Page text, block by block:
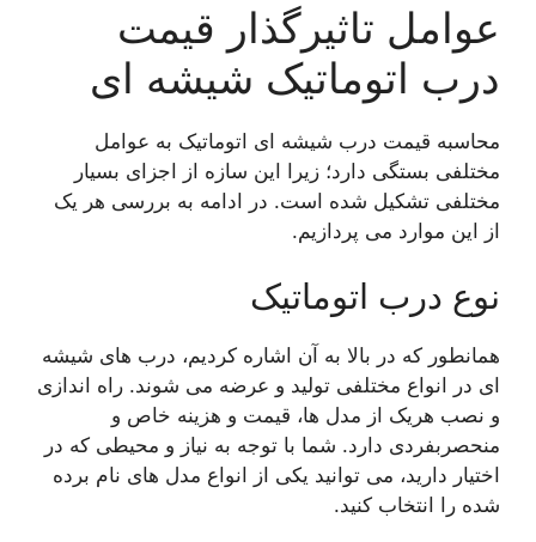
عوامل تاثیرگذار قیمت
درب اتوماتیک شیشه ای
محاسبه قیمت درب شیشه ای اتوماتیک به عوامل
مختلفی بستگی دارد؛ زیرا این سازه از اجزای بسیار
مختلفی تشکیل شده است. در ادامه به بررسی هر یک
از این موارد می پردازیم.
نوع درب اتوماتیک
همانطور که در بالا به آن اشاره کردیم، درب های شیشه
ای در انواع مختلفی تولید و عرضه می شوند. راه اندازی
و نصب هریک از مدل ها، قیمت و هزینه خاص و
منحصربفردی دارد. شما با توجه به نیاز و محیطی که در
اختیار دارید، می توانید یکی از انواع مدل های نام برده
شده را انتخاب کنید.